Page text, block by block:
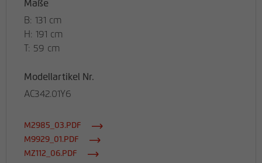
Maße
B: 131 cm
H: 191 cm
T: 59 cm
Modellartikel Nr.
AC342.01Y6
M2985_03.PDF
M9929_01.PDF
MZ112_06.PDF